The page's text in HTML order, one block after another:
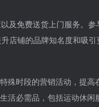
及免费送货上门服务。参
店铺的品牌知名度和吸
殊时段的营销活动，提高
活必需品，包括运动休闲